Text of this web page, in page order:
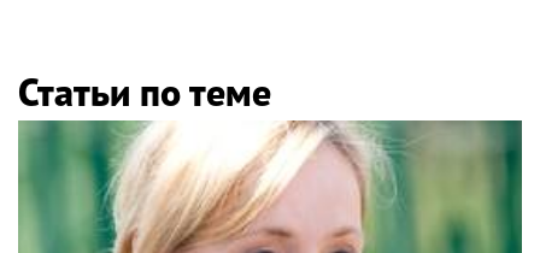
Статьи по теме